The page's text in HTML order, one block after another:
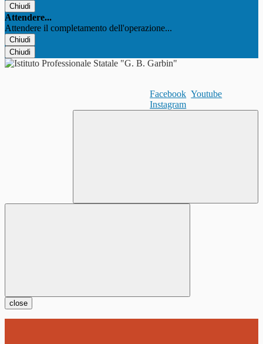
Chiudi
Attendere...
Attendere il completamento dell'operazione...
Chiudi
Chiudi
Facebook Youtube
Instagram
close